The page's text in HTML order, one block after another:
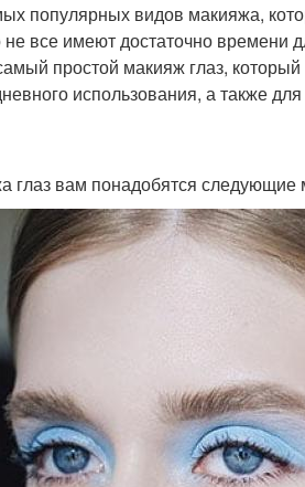
популярных видов макияжа,
все имеют достаточно времени
простой макияж глаз,
использования, а также
глаз вам понадобятся